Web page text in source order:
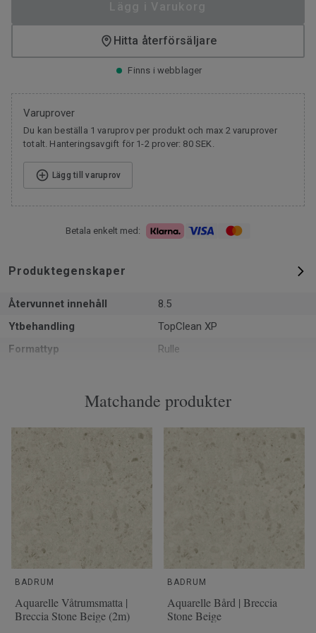
Hitta återförsäljare
Finns i webblager
Varuprover
Du kan beställa 1 varuprov per produkt och max 2 varuprover
totalt. Hanteringsavgift för 1-2 prover: 80 SEK.
Lägg till varuprov
Betala enkelt med:
Produktegenskaper
Återvunnet innehåll
8.5
Ytbehandling
TopClean XP
Formattyp
Rulle
Bredd
Ftalatinnehåll
100% Ftalatfri
Matchande produkter
BADRUM
Aquarelle Våtrumsmatta |
Breccia Stone Beige (2m)
BADRUM
Aquarelle Bård | Breccia
Stone Beige